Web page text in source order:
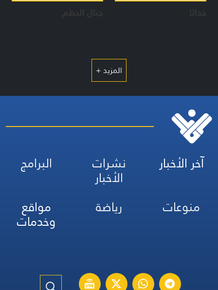
حداثا جبال البطم
المزيد +
آخر الأخبار نشرات
الأخبار
البرامج
منوعات
رياضة مواقع
وخدمات